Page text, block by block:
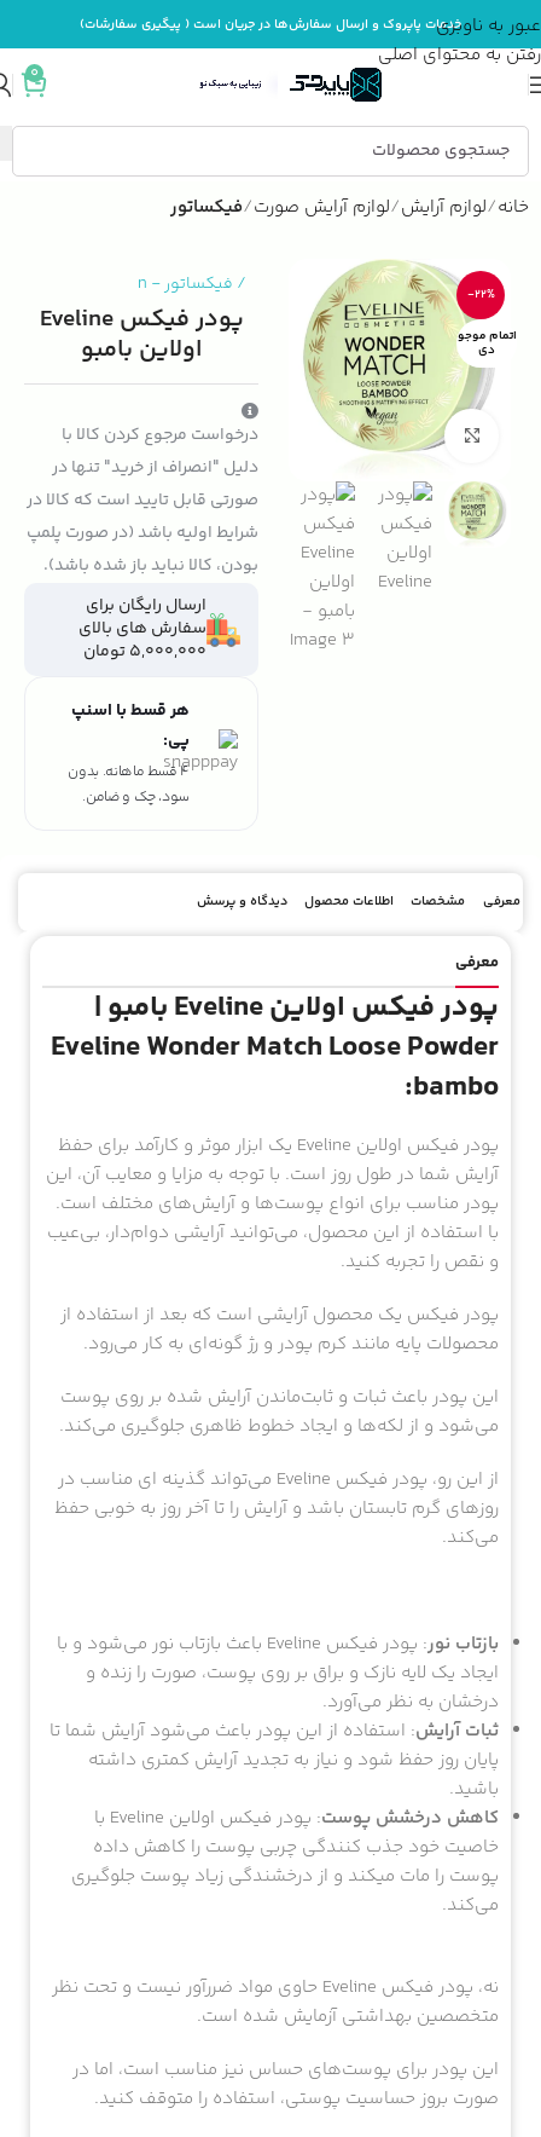
عبور به ناوبری
رفتن به محتوای اصلی
خدمات پاپروک و ارسال سفارش‌ها در جریان است ( پیگیری سفارشات)
0
خانه لوازم آرایش لوازم آرایش صورت فیکساتور
-22%
اتمام موجو
دی
بزرگنمایی تصویر
/ فیکساتور-
n
پودر فیکس Eveline
اولاین بامبو
درخواست مرجوع کردن کالا با
دلیل "انصراف از خرید" تنها در
صورتی قابل تایید است که کالا در
شرایط اولیه باشد (در صورت پلمپ
بودن، کالا نباید باز شده باشد).
ارسال رایگان برای
سفارش های بالای
5,000,000 تومان
هر قسط با اسنپ
پی:
4 قسط ماهانه. بدون
سود، چک و ضامن.
معرفی مشخصات اطلاعات محصول دیدگاه و پرسش
معرفی
پودر فیکس اولاین Eveline بامبو |
Eveline Wonder Match Loose Powder
bambo:
پودر فیکس اولاین Eveline یک ابزار موثر و کارآمد برای حفظ
آرایش شما در طول روز است. با توجه به مزایا و معایب آن، این
پودر مناسب برای انواع پوست‌ها و آرایش‌های مختلف است.
با استفاده از این محصول، می‌توانید آرایشی دوام‌دار، بی‌عیب
و نقص را تجربه کنید.
پودر فیکس یک محصول آرایشی است که بعد از استفاده از
محصولات پایه مانند کرم پودر و رژ گونه‌ای به کار می‌رود.
این پودر باعث ثبات و ثابت‌ماندن آرایش شده بر روی پوست
می‌شود و از لکه‌ها و ایجاد خطوط ظاهری جلوگیری می‌کند.
از این رو، پودر فیکس Eveline می‌تواند گذینه ای مناسب در
روزهای گرم تابستان باشد و آرایش را تا آخر روز به خوبی حفظ
می‌کند.
بازتاب نور
: پودر فیکس Eveline باعث بازتاب نور می‌شود و با
ایجاد یک لایه نازک و براق بر روی پوست، صورت را زنده و
درخشان به نظر می‌آورد.
ثبات آرایش: استفاده از این پودر باعث می‌شود آرایش شما تا
پایان روز حفظ شود و نیاز به تجدید آرایش کمتری داشته
باشید.
کاهش درخشش پوست
: پودر فیکس اولاین Eveline با
خاصیت خود جذب کنندگی چربی پوست را کاهش داده
پوست را مات میکند و از درخشندگی زیاد پوست جلوگیری
می‌کند.
نه، پودر فیکس Eveline حاوی مواد ضررآور نیست و تحت نظر
متخصصین بهداشتی آزمایش شده است.
این پودر برای پوست‌های حساس نیز مناسب است، اما در
صورت بروز حساسیت پوستی، استفاده را متوقف کنید.